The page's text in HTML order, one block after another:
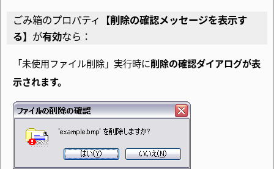
ごみ箱のプロパティ【削除の確認メッセージを表示す
る】が有効なら：
「未使用ファイル削除」実行時に削除の確認ダイアログが表
示されます。